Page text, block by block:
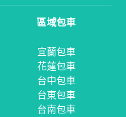
區域包車
宜蘭包車
花蓮包車
台中包車
台東包車
台南包車